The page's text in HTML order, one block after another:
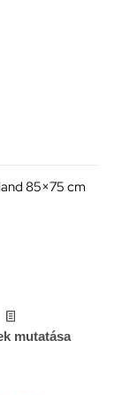
85×75 cm
mutatása